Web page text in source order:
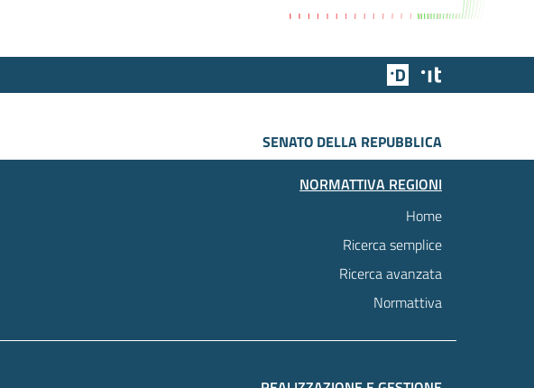
Team Digitale
SENATO DELLA REPUBBLICA
NORMATTIVA REGIONI
Home
Ricerca semplice
Ricerca avanzata
Normattiva